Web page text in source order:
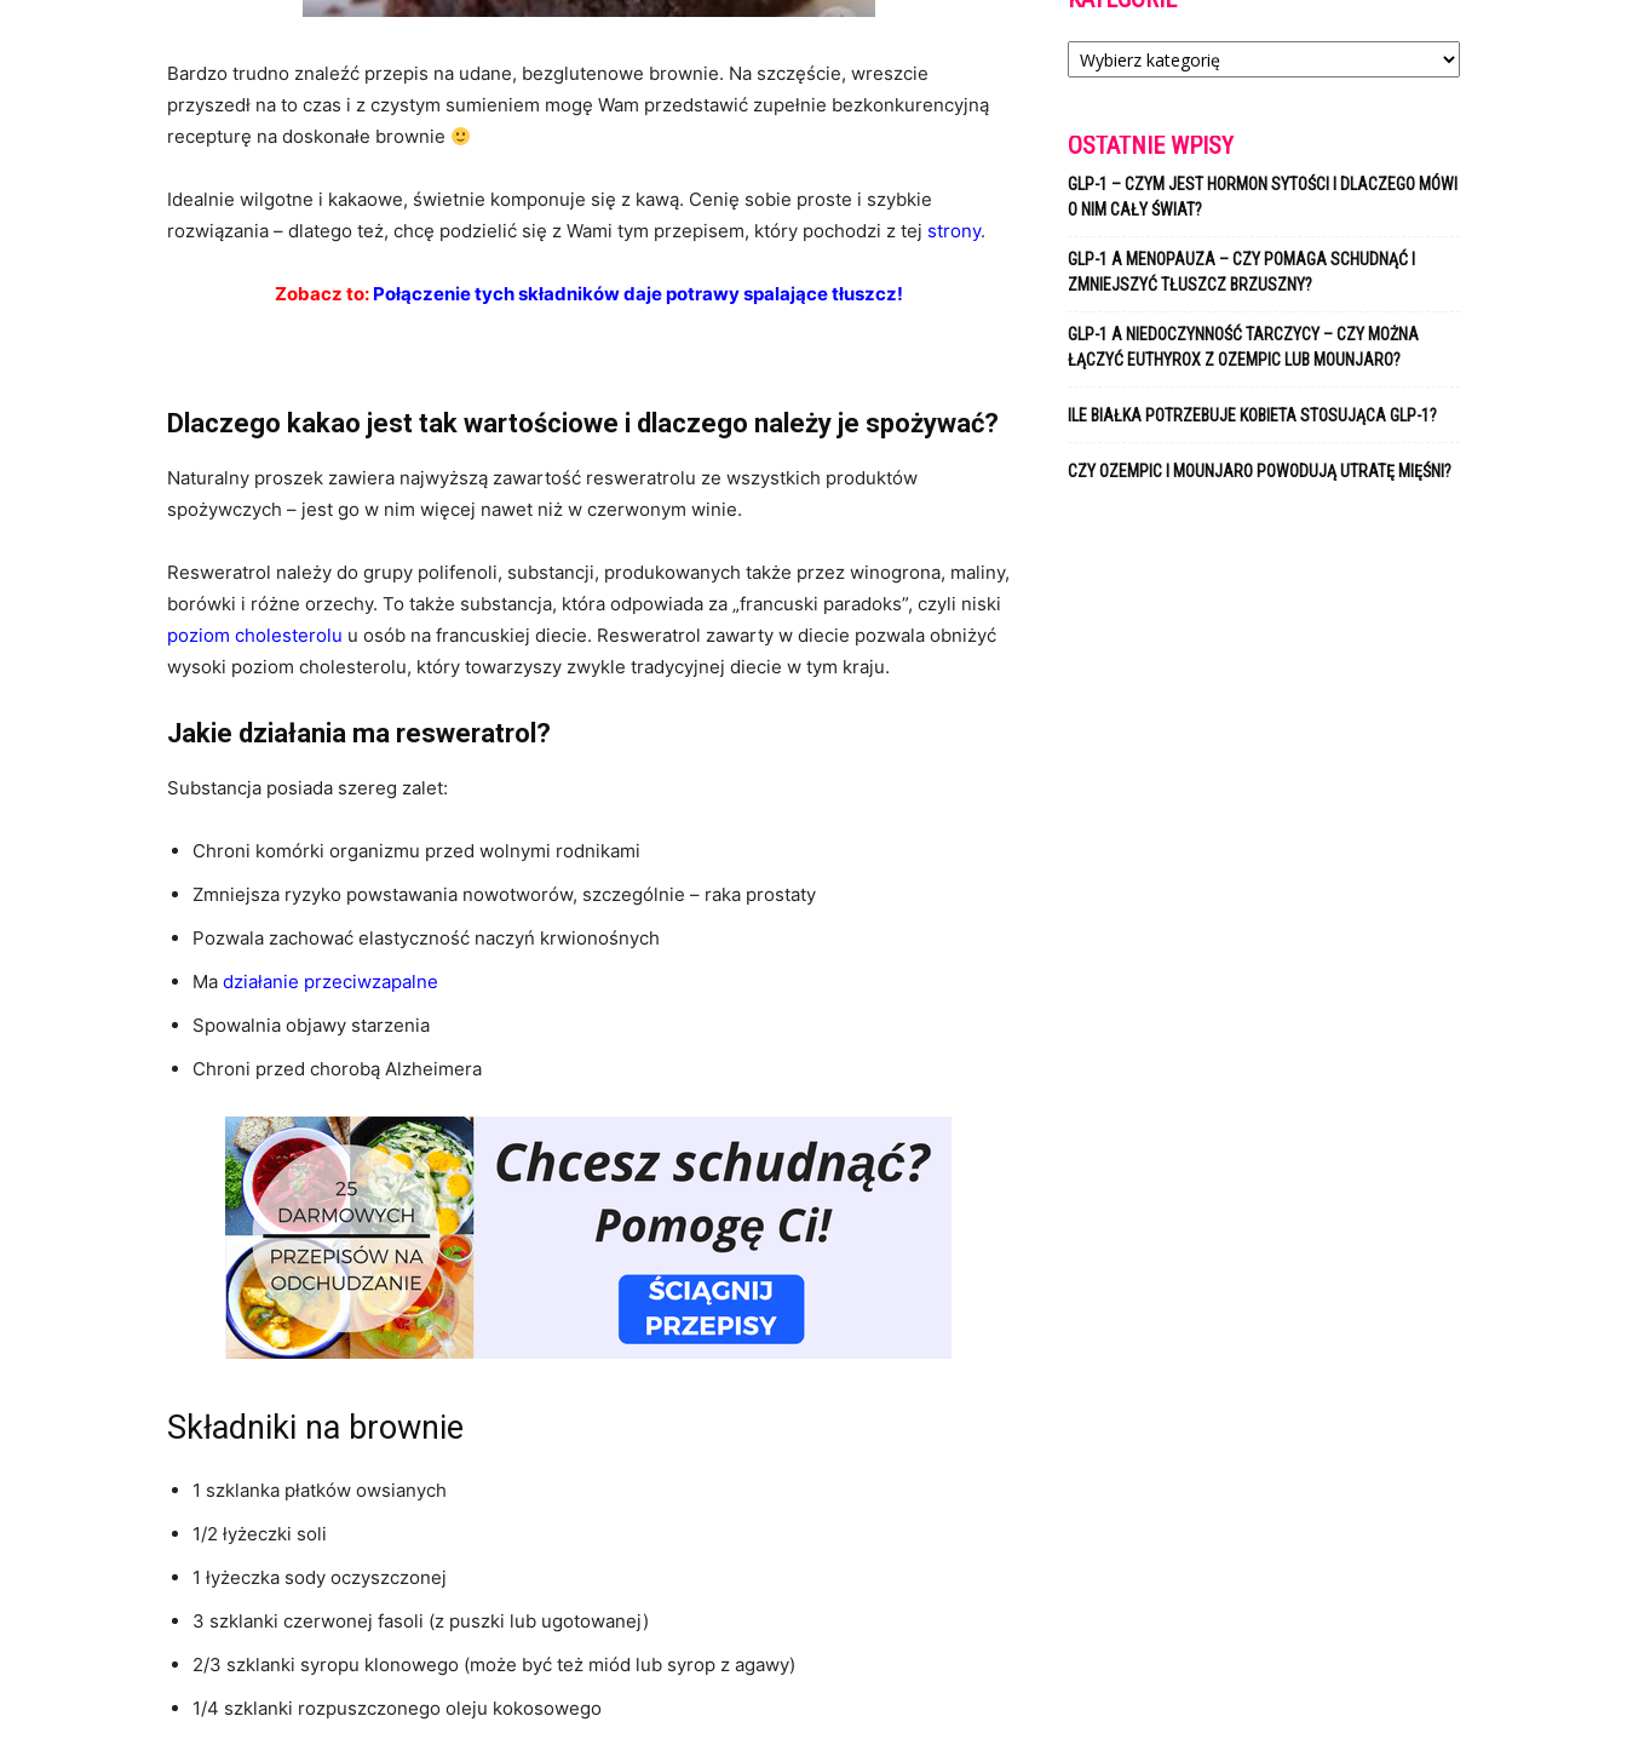
Bardzo trudno znaleźć przepis na udane, bezglutenowe brownie. Na szczęście, wreszcie
przyszedł na to czas i z czystym sumieniem mogę Wam przedstawić zupełnie bezkonkurencyjną
recepturę na doskonałe brownie
Idealnie wilgotne i kakaowe, świetnie komponuje się z kawą. Cenię sobie proste i szybkie
rozwiązania – dlatego też, chcę podzielić się z Wami tym przepisem, który pochodzi z tej strony.
Zobacz to: Połączenie tych składników daje potrawy spalające tłuszcz!
Dlaczego kakao jest tak wartościowe i dlaczego należy je spożywać?
Naturalny proszek zawiera najwyższą zawartość resweratrolu ze wszystkich produktów
spożywczych – jest go w nim więcej nawet niż w czerwonym winie.
Resweratrol należy do grupy polifenoli, substancji, produkowanych także przez winogrona, maliny,
borówki i różne orzechy. To także substancja, która odpowiada za „francuski paradoks”, czyli niski
poziom cholesterolu u osób na francuskiej diecie. Resweratrol zawarty w diecie pozwala obniżyć
wysoki poziom cholesterolu, który towarzyszy zwykle tradycyjnej diecie w tym kraju.
Jakie działania ma resweratrol?
Substancja posiada szereg zalet:
Chroni komórki organizmu przed wolnymi rodnikami
Zmniejsza ryzyko powstawania nowotworów, szczególnie – raka prostaty
Pozwala zachować elastyczność naczyń krwionośnych
Ma działanie przeciwzapalne
Spowalnia objawy starzenia
Chroni przed chorobą Alzheimera
Składniki na brownie
1 szklanka płatków owsianych
1/2 łyżeczki soli
1 łyżeczka sody oczyszczonej
3 szklanki czerwonej fasoli (z puszki lub ugotowanej)
2/3 szklanki syropu klonowego (może być też miód lub syrop z agawy)
1/4 szklanki rozpuszczonego oleju kokosowego
Kategorie
OSTATNIE WPISY
GLP-1 – CZYM JEST HORMON SYTOŚCI I DLACZEGO MÓWI
O NIM CAŁY ŚWIAT?
GLP-1 A MENOPAUZA – CZY POMAGA SCHUDNĄĆ I
ZMNIEJSZYĆ TŁUSZCZ BRZUSZNY?
GLP-1 A NIEDOCZYNNOŚĆ TARCZYCY – CZY MOŻNA
ŁĄCZYĆ EUTHYROX Z OZEMPIC LUB MOUNJARO?
ILE BIAŁKA POTRZEBUJE KOBIETA STOSUJĄCA GLP-1?
CZY OZEMPIC I MOUNJARO POWODUJĄ UTRATĘ MIĘŚNI?